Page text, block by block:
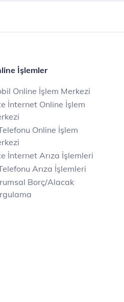
İşlemler
Online İşlem Merkezi
İnternet Online İşlem
Online İşlem
İnternet Arıza İşlemleri
Arıza İşlemleri
Borç/Alacak